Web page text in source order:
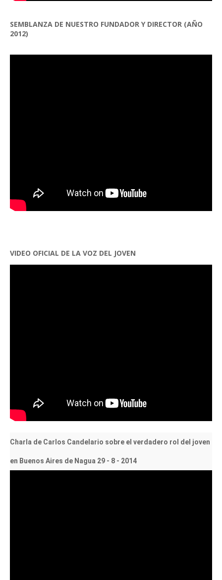
SEMBLANZA DE NUESTRO FUNDADOR Y DIRECTOR (AÑO
2012)
VIDEO OFICIAL DE LA VOZ DEL JOVEN
Charla de Carlos Candelario sobre el verdadero rol del joven
en Buenos Aires de Nagua 29 - 8 - 2014